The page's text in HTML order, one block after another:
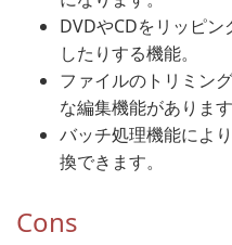
DVDやCDをリッピ
したりする機能。
ファイルのトリミン
な編集機能があります
バッチ処理機能によ
換できます。
Cons